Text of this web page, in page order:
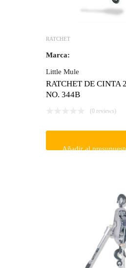
RATCHET
Marca:
Little Mule
RATCHET DE CINTA
NO. 344B
(0 reviews)
Añadir al